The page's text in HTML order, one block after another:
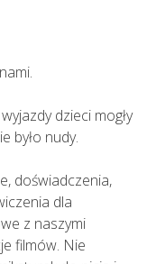
dzieci mogły
było nudy.
doświadczenia,
dla
z naszymi
filmów. Nie